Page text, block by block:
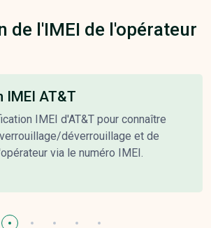
de l'IMEI de l'opérateur
IMEI AT&T
IMEI d'AT&T pour connaître
déverrouillage et de
via le numéro IMEI.